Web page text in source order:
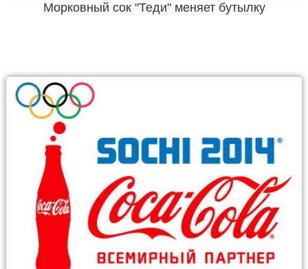
Морковный сок "Теди" меняет бутылку